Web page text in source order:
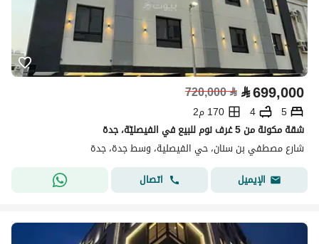
⃁699,000
⃁
720,000
5
4
170 م2
شقة مكونة من 5 غرف نوم للبيع في الفيصليّة، جدة
شارع مصطفي بن سنان، حي الفيصلية، وسط جدة، جدة
الإيميل
اتصال